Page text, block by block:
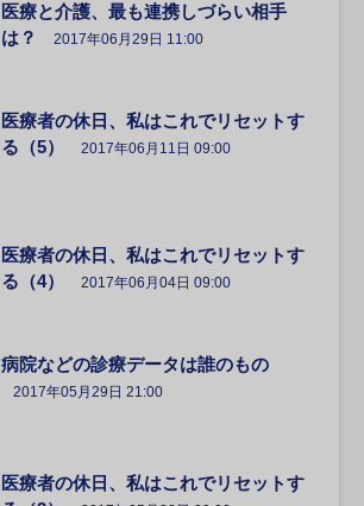
医療と介護、最も連携しづらい相手
は？
2017年06月29日 11:00
医療者の休日、私はこれでリセットす
る（5）
2017年06月11日 09:00
医療者の休日、私はこれでリセットす
る（4）
2017年06月04日 09:00
病院などの診療データは誰のもの
2017年05月29日 21:00
医療者の休日、私はこれでリセットす